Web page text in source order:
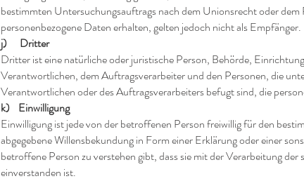
bestimmten Untersuchungsauftrags nach dem Unionsrecht oder
personenbezogene Daten erhalten, gelten jedoch nicht als Empfänger.
j) Dritter
Dritter ist eine natürliche oder juristische Person, Behörde,
Verantwortlichen, dem Auftragsverarbeiter und den Personen, die
Verantwortlichen oder des Auftragsverarbeiters befugt sind, die
k) Einwilligung
Einwilligung ist jede von der betroffenen Person freiwillig für den
abgegebene Willensbekundung in Form einer Erklärung oder einer
betroffene Person zu verstehen gibt, dass sie mit der Verarbeitung
einverstanden ist.